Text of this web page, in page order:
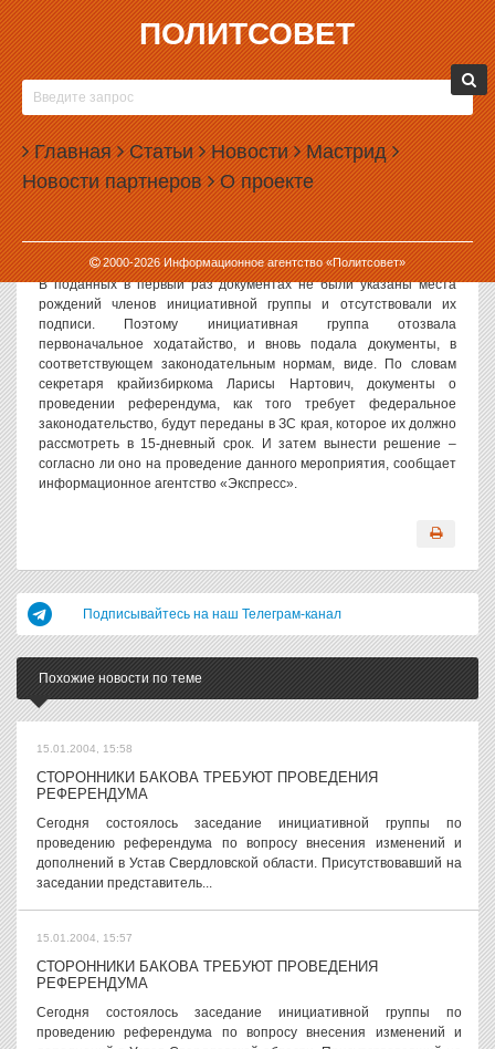
ПОЛИТСОВЕТ
Главная Статьи Новости Мастрид
Новости партнеров О проекте
2000-2026Информационное агентство «Политсовет»
15.08.2002, 10:00
«ПРАЙМЕРИЗ» ДЛЯ УССА
На состоявшемся недавно заседании краевой избирательной
комиссии было решено принять документы у инициативной
группы по проведению референдума о доверии
Законодательному собранию Красноярского края под
председательством Александра Усса. Напомним, что ранее эта
инициативная группа уже подавала ходатайство о проведении
референдума, в котором крайизбирком нашел ряд нарушений.
В поданных в первый раз документах не были указаны места
рождений членов инициативной группы и отсутствовали их
подписи. Поэтому инициативная группа отозвала
первоначальное ходатайство, и вновь подала документы, в
соответствующем законодательным нормам, виде. По словам
секретаря крайизбиркома Ларисы Нартович, документы о
проведении референдума, как того требует федеральное
законодательство, будут переданы в ЗС края, которое их должно
рассмотреть в 15-дневный срок. И затем вынести решение –
согласно ли оно на проведение данного мероприятия, сообщает
информационное агентство «Экспресс».
Подписывайтесь на наш Телеграм-канал
Похожие новости по теме
15.01.2004, 15:58
СТОРОННИКИ БАКОВА ТРЕБУЮТ ПРОВЕДЕНИЯ
РЕФЕРЕНДУМА
Сегодня состоялось заседание инициативной группы по
проведению референдума по вопросу внесения изменений и
дополнений в Устав Свердловской области. Присутствовавший на
заседании представитель...
15.01.2004, 15:57
СТОРОННИКИ БАКОВА ТРЕБУЮТ ПРОВЕДЕНИЯ
РЕФЕРЕНДУМА
Сегодня состоялось заседание инициативной группы по
проведению референдума по вопросу внесения изменений и